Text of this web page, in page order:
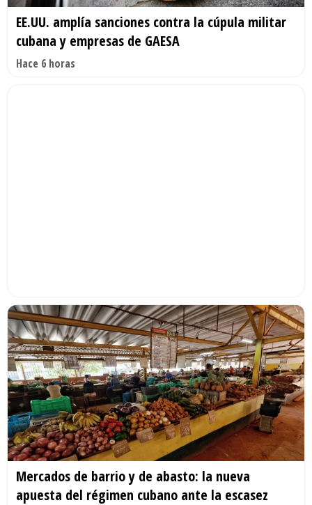
EE.UU. amplía sanciones contra la cúpula militar
cubana y empresas de GAESA
Hace 6 horas
Mercados de barrio y de abasto: la nueva
apuesta del régimen cubano ante la escasez